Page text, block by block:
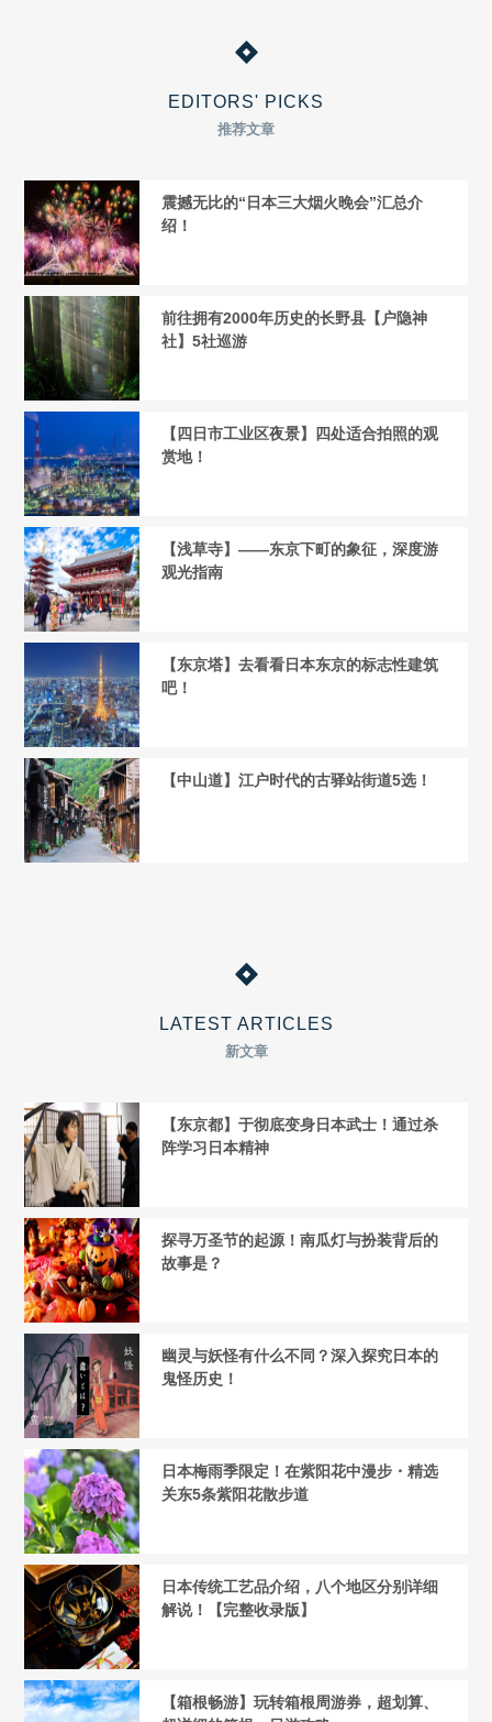
EDITORS' PICKS
推荐文章
震撼无比的“日本三大烟火晚会”汇总介
绍！
前往拥有2000年历史的长野县【户隐神
社】5社巡游
【四日市工业区夜景】四处适合拍照的观
赏地！
【浅草寺】——东京下町的象征，深度游
观光指南
【东京塔】去看看日本东京的标志性建筑
吧！
【中山道】江户时代的古驿站街道5选！
LATEST ARTICLES
新文章
【东京都】于彻底变身日本武士！通过杀
阵学习日本精神
探寻万圣节的起源！南瓜灯与扮装背后的
故事是？
幽灵与妖怪有什么不同？深入探究日本的
鬼怪历史！
日本梅雨季限定！在紫阳花中漫步・精选
关东5条紫阳花散步道
日本传统工艺品介绍，八个地区分别详细
解说！【完整收录版】
【箱根畅游】玩转箱根周游券，超划算、